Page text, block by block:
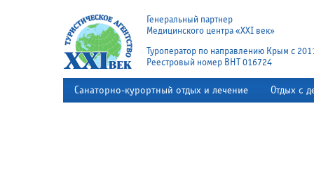
Генеральный партнер
Медицинского центра «XXI век»
Туроператор по направлению Крым с
Реестровый номер ВНТ 016724
Санаторно-курортный отдых и лечение Отдых с